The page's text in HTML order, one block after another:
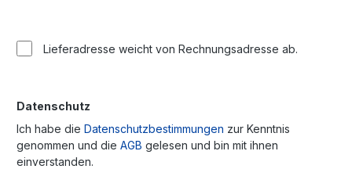
Lieferadresse weicht von Rechnungsadresse ab.
Datenschutz
Ich habe die Datenschutzbestimmungen zur Kenntnis
genommen und die AGB gelesen und bin mit ihnen
einverstanden.